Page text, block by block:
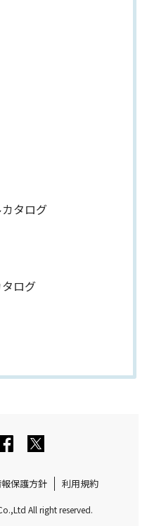
タログ
ログ
保護方針 利用規約
All right reserved.